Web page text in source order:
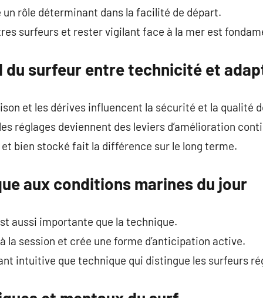
un rôle déterminant dans la facilité de départ.
surfeurs et rester vigilant face à la mer est
du surfeur entre technicité et
et les dérives influencent la sécurité et la qualité
réglages deviennent des leviers d’amélioration
bien stocké fait la différence sur le long terme.
aux conditions marines du jour
aussi importante que la technique.
la session et crée une forme d’anticipation active.
intuitive que technique qui distingue les surfeurs